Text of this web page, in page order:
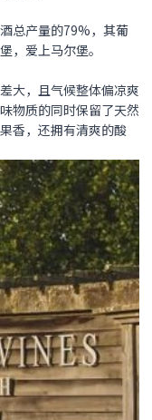
总产量的79%，其葡
，爱上马尔堡。
大，且气候整体偏凉爽
物质的同时保留了天然
香，还拥有清爽的酸